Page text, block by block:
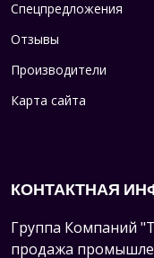
Спецпредложения
Отзывы
Производители
Карта сайта
КОНТАКТНАЯ
Группа Компаний
продажа